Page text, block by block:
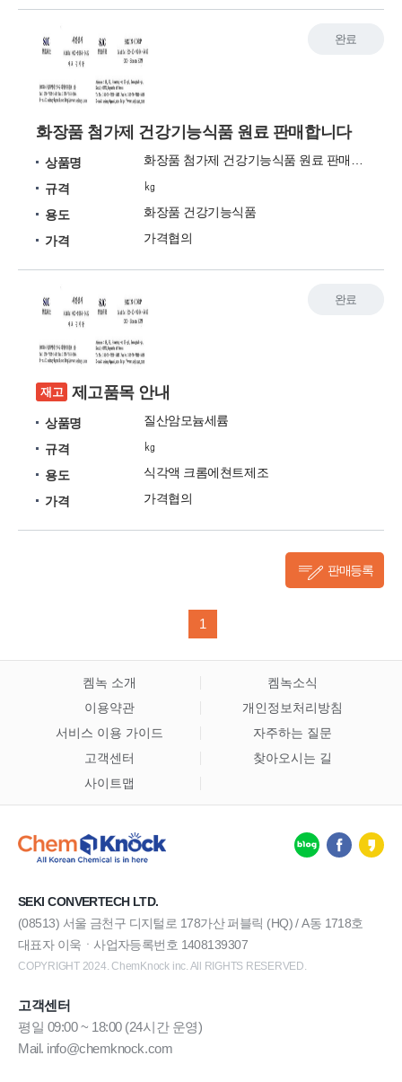
화장품 첨가제 건강기능식품 원료 판매합니다
상품명
규격
㎏
용도
화장품 건강기능식품
가격
가격협의
완료
재고 제고품목 안내
상품명
질산암모늄세륨
규격
㎏
용도
식각액 크롬에쳔트제조
가격
가격협의
완료
판매등록
1
켐녹 소개
켐녹소식
이용약관
개인정보처리방침
서비스 이용 가이드
자주하는 질문
고객센터
찾아오시는 길
사이트맵
SEKI CONVERTECH LTD.
(08513) 서울 금천구 디지털로 178가산 퍼블릭 (HQ) / A동 1718호
대표자 이욱ㆍ사업자등록번호 1408139307
COPYRIGHT 2024. ChemKnock inc. All RIGHTS RESERVED.
고객센터
평일 09:00 ~ 18:00 (24시간 운영)
Mail. info@chemknock.com